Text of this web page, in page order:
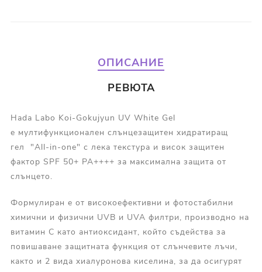
ОПИСАНИЕ
РЕВЮТА
Hada Labo Koi-Gokujyun UV White Gel
е мултифункционален слънцезащитен хидратиращ
гел "All-in-one" с лека текстура и висок защитен
фактор SPF 50+ PA++++ за максимална защита от
слънцето.
Формулиран е от високоефективни и фотостабилни
химични и физични UVB и UVA филтри, производно на
витамин С като антиоксидант, който съдейства за
повишаване защитната функция от слънчевите лъчи,
както и 2 вида хиалуронова киселина, за да осигурят